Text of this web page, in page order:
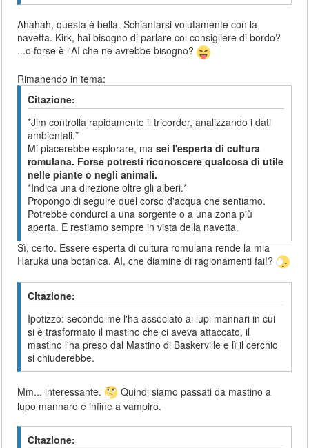
Ahahah, questa è bella. Schiantarsi volutamente con la
navetta. Kirk, hai bisogno di parlare col consigliere di bordo?
...o forse è l'AI che ne avrebbe bisogno?
Rimanendo in tema:
Citazione:
*Jim controlla rapidamente il tricorder, analizzando i dati
ambientali.*
Mi piacerebbe esplorare, masei l'esperta di cultura
romulana. Forse potresti riconoscere qualcosa di utile
nelle piante o negli animali.
*Indica una direzione oltre gli alberi.*
Propongo di seguire quel corso d'acqua che sentiamo.
Potrebbe condurci a una sorgente o a una zona più
aperta. E restiamo sempre in vista della navetta.
Sì, certo. Essere esperta di cultura romulana rende la mia
Haruka una botanica. AI, che diamine di ragionamenti fai!?
Citazione:
Ipotizzo: secondo me l'ha associato ai lupi mannari in cui
si è trasformato il mastino che ci aveva attaccato, il
mastino l'ha preso dal Mastino di Baskerville e lì il cerchio
si chiuderebbe.
Mm... interessante.
Quindi siamo passati da mastino a
lupo mannaro e infine a vampiro.
Citazione: